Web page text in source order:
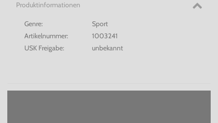
Produktinformationen
Genre:
Sport
Artikelnummer:
1003241
USK Freigabe:
unbekannt